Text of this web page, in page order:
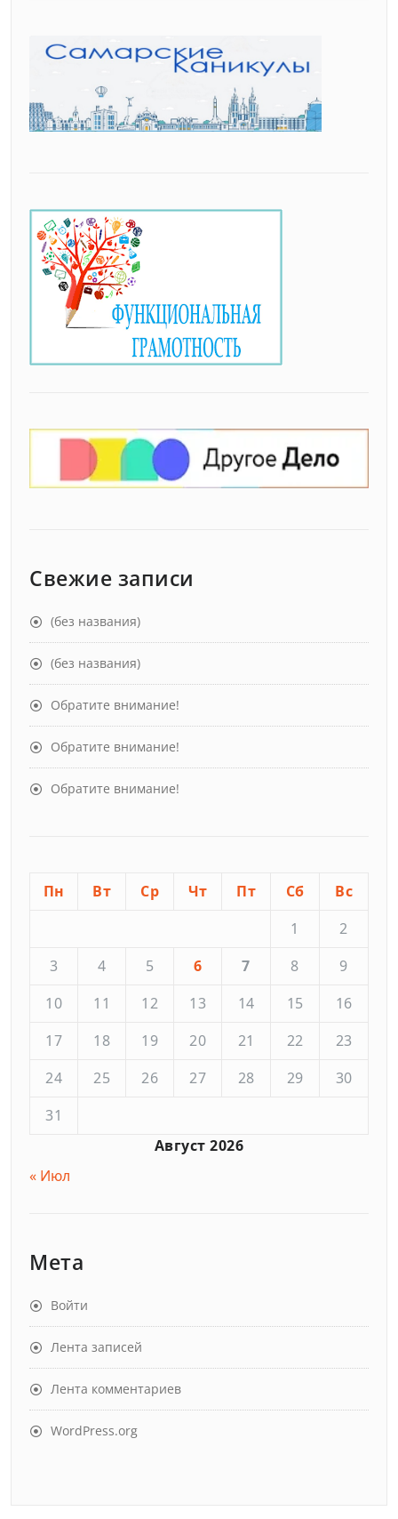
Свежие записи
(без названия)
(без названия)
Обратите внимание!
Обратите внимание!
Обратите внимание!
Август 2026
Пн Вт Ср Чт Пт Сб
Вс
1
2
3
4 5 6 7 8
9
10
11 12 13 14 15
16
17
18 19 20 21 22
23
24
25 26 27 28 29
30
31
« Июл
Мета
Войти
Лента записей
Лента комментариев
WordPress.org